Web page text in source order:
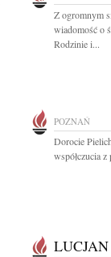
Z ogromnym
wiadomość o
Rodzinie i...
POZNAŃ
Dorocie
współczucia